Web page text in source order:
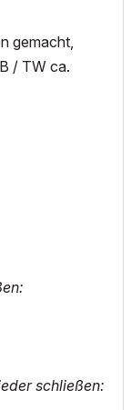
gemacht,
/ TW ca.
schließen: